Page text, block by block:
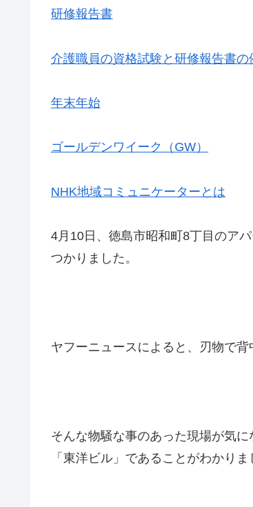
研修報告書
介護職員の資格試験と研修報告書の
年末年始
ゴールデンワイーク（GW）
NHK地域コミュニケーターとは
4月10日、徳島市昭和町8丁目のア
つかりました。
ヤフーニュースによると、刃物で
そんな物騒な事のあった現場が気
「東洋ビル」であることがわかりま